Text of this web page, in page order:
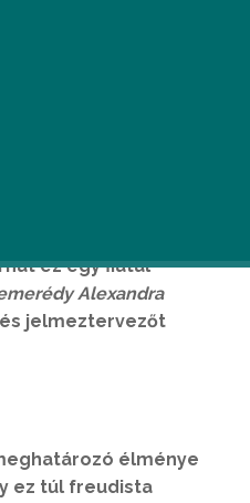
ez egy fiatal
Alexandra
jelmeztervezőt
élménye
ez túl freudista